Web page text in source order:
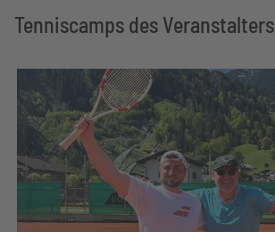
Tenniscamps des Veranstalters